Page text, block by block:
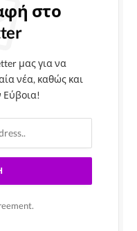
στο
μας για να
νέα, καθώς και
Εύβοια!